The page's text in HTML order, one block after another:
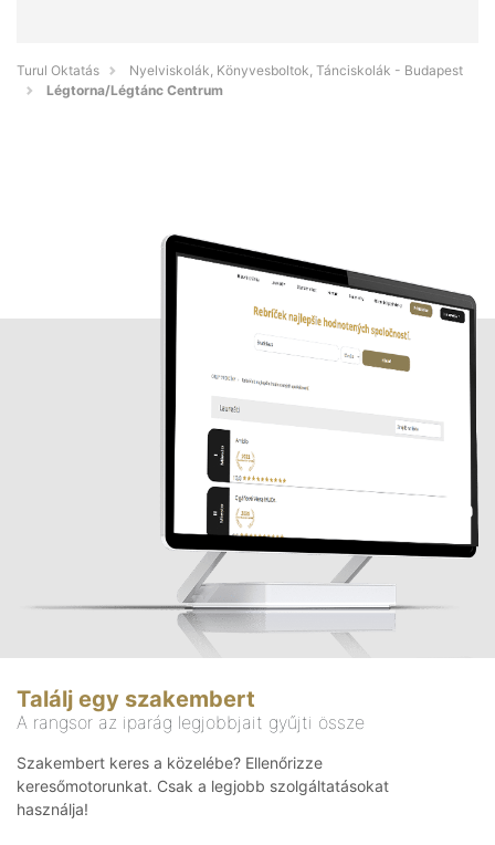
Turul Oktatás
Nyelviskolák, Könyvesboltok, Tánciskolák - Budapest
Légtorna/Légtánc Centrum
Találj egy szakembert
A rangsor az iparág legjobbjait gyűjti össze
Szakembert keres a közelébe? Ellenőrizze
keresőmotorunkat. Csak a legjobb szolgáltatásokat
használja!